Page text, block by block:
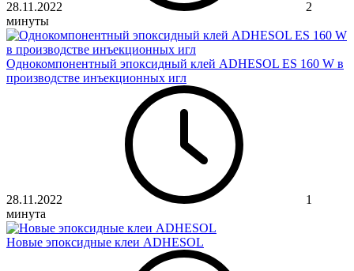
28.11.2022
2
минуты
Однокомпонентный эпоксидный клей ADHESOL ES 160 W в
производстве инъекционных игл
28.11.2022
1
минута
Новые эпоксидные клеи ADHESOL